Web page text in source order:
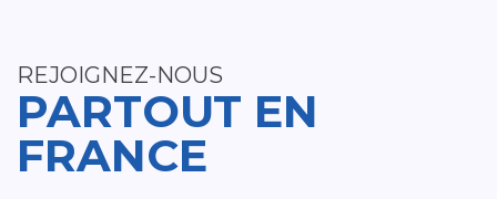
REJOIGNEZ-NOUS
PARTOUT EN
FRANCE